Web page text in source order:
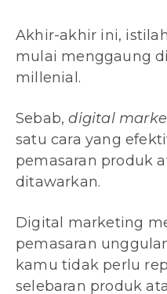
Akhir-akhir ini,
mulai menggaung
millenial.
Sebab,digital
satu cara yang
pemasaran produk
ditawarkan.
Digital marketing
pemasaran
kamu tidak perlu
selebaran produk